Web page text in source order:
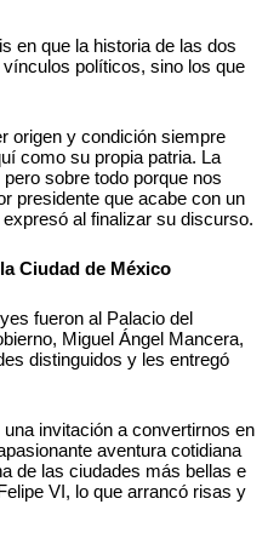
en que la historia de las dos
políticos, sino los que
origen y condición siempre
como su propia patria. La
sobre todo porque nos
presidente que acabe con un
al finalizar su discurso.
Ciudad de México
fueron al Palacio del
Miguel Ángel Mancera,
distinguidos y les entregó
invitación a convertirnos en
aventura cotidiana
de las ciudades más bellas e
VI, lo que arrancó risas y